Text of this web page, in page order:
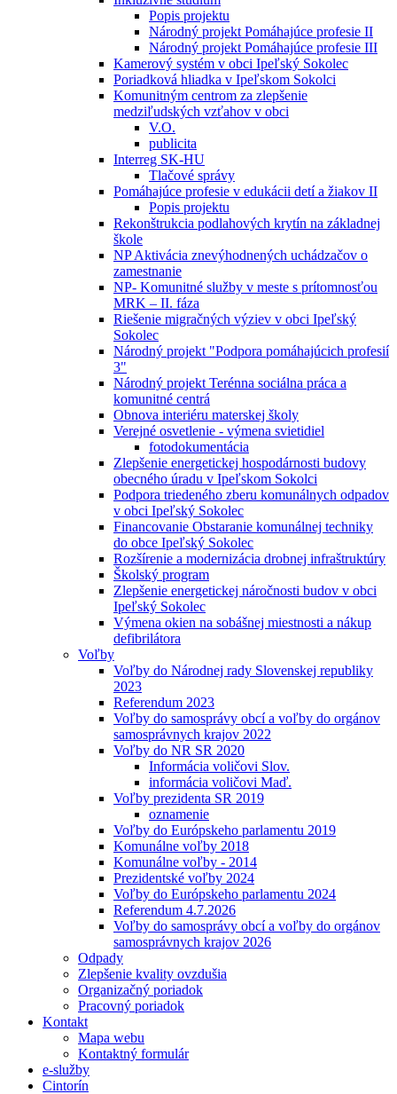
Popis projektu
Národný projekt Pomáhajúce profesie II
Národný projekt Pomáhajúce profesie III
Kamerový systém v obci Ipeľský Sokolec
Poriadková hliadka v Ipeľskom Sokolci
Komunitným centrom za zlepšenie
medziľudských vzťahov v obci
V.O.
publicita
Interreg SK-HU
Tlačové správy
Pomáhajúce profesie v edukácii detí a žiakov II
Popis projektu
Rekonštrukcia podlahových krytín na základnej
škole
NP Aktivácia znevýhodnených uchádzačov o
zamestnanie
NP- Komunitné služby v meste s prítomnosťou
MRK – II. fáza
Riešenie migračných výziev v obci Ipeľský
Sokolec
Národný projekt "Podpora pomáhajúcich profesií
3"
Národný projekt Terénna sociálna práca a
komunitné centrá
Obnova interiéru materskej školy
Verejné osvetlenie - výmena svietidiel
fotodokumentácia
Zlepšenie energetickej hospodárnosti budovy
obecného úradu v Ipeľskom Sokolci
Podpora triedeného zberu komunálnych odpadov
v obci Ipeľský Sokolec
Financovanie Obstaranie komunálnej techniky
do obce Ipeľský Sokolec
Rozšírenie a modernizácia drobnej infraštruktúry
Školský program
Zlepšenie energetickej náročnosti budov v obci
Ipeľský Sokolec
Výmena okien na sobášnej miestnosti a nákup
defibrilátora
Voľby
Voľby do Národnej rady Slovenskej republiky
2023
Referendum 2023
Voľby do samosprávy obcí a voľby do orgánov
samosprávnych krajov 2022
Voľby do NR SR 2020
Informácia voličovi Slov.
informácia voličovi Maď.
Voľby prezidenta SR 2019
oznamenie
Voľby do Európskeho parlamentu 2019
Komunálne voľby 2018
Komunálne voľby - 2014
Prezidentské voľby 2024
Voľby do Európskeho parlamentu 2024
Referendum 4.7.2026
Voľby do samosprávy obcí a voľby do orgánov
samosprávnych krajov 2026
Odpady
Zlepšenie kvality ovzdušia
Organizačný poriadok
Pracovný poriadok
Kontakt
Mapa webu
Kontaktný formulár
e-služby
Cintorín